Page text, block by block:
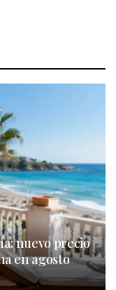
nuevo precio
en agosto